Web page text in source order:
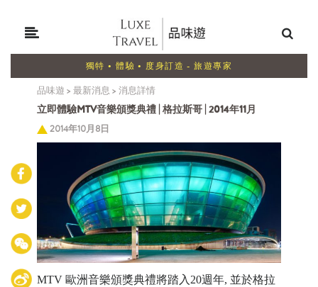
獨特 • 體驗 • 度身訂造 - 旅遊專家
品味遊 >最新消息 >消息詳情
立即體驗MTV音樂頒獎典禮 | 格拉斯哥 | 2014年11月
2014年10月8日
MTV 歐洲音樂頒獎典禮將踏入20週年, 並於格拉